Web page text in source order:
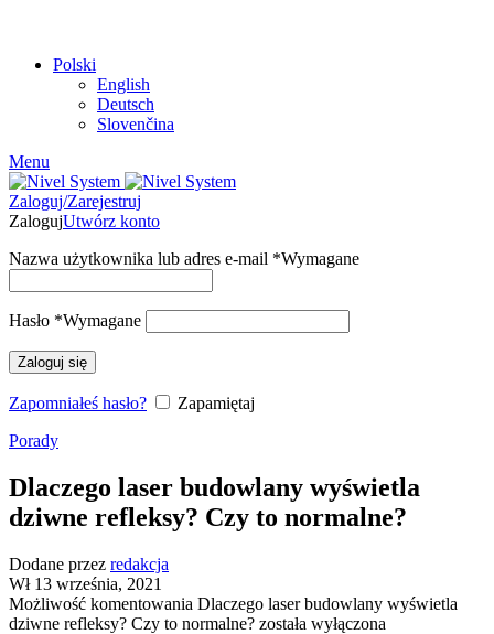
Polski
English
Deutsch
Slovenčina
Menu
Zaloguj/Zarejestruj
ZalogujUtwórz konto
Nazwa użytkownika lub adres e-mail *Wymagane
Hasło *Wymagane
Zaloguj się
Zapomniałeś hasło?
Zapamiętaj
Porady
Dlaczego laser budowlany wyświetla
dziwne refleksy? Czy to normalne?
Dodane przez redakcja
Wł 13 września, 2021
Możliwość komentowania Dlaczego laser budowlany wyświetla
dziwne refleksy? Czy to normalne? została wyłączona